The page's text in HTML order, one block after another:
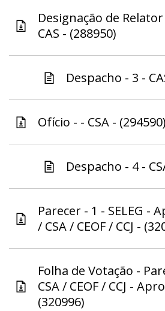
Designação de
CAS - (288950)
Despacho - 3 -
Ofício - - CSA - (294590)
Despacho - 4 -
Parecer - 1 - SELEG -
/ CSA / CEOF / CCJ -
Folha de Votação -
CSA / CEOF / CCJ -
(320996)